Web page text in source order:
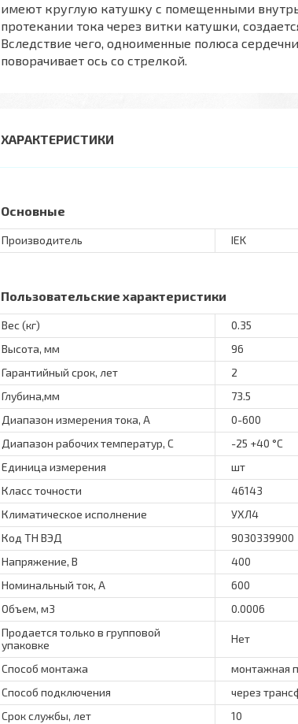
имеют круглую катушку с помещенными
протекании тока через витки катушки,
Вследствие чего, одноименные полюса
поворачивает ось со стрелкой.
ХАРАКТЕРИСТИКИ
Основные
Производитель IEK
Пользовательские характеристики
Вес (кг)
0.35
Высота, мм
96
Гарантийный срок, лет
2
Глубина,мм
73.5
Диапазон измерения тока, А
0-600
Диапазон рабочих температур, С
-25 +40 °C
Единица измерения
шт
Класс точности
46143
Климатическое исполнение
УХЛ4
Код ТН ВЭД
9030339900
Напряжение, В
400
Номинальный ток, А
600
Объем, м3
0.0006
Продается только в групповой
упаковке
Нет
Способ монтажа
монтажная
Способ подключения
через
Срок службы, лет
10